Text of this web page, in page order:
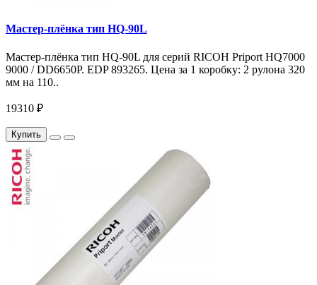
Мастер-плёнка тип HQ-90L
Мастер-плёнка тип HQ-90L для серий RICOH Priport HQ7000
9000 / DD6650P. EDP 893265. Цена за 1 коробку: 2 рулона 320
мм на 110..
19310 ₽
Купить